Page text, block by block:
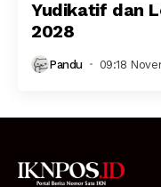
Yudikatif dan
2028
Pandu 09:18